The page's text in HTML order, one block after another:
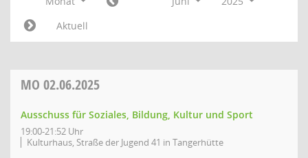
Aktuell
MO 02.06.2025
Ausschuss für Soziales, Bildung, Kultur und Sport
19:00-21:52 Uhr
Kulturhaus, Straße der Jugend 41 in Tangerhütte